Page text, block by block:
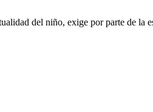
del niño, exige por parte de la